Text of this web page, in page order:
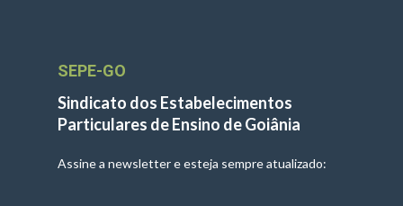
SEPE-GO
Sindicato dos Estabelecimentos
Particulares de Ensino de Goiânia
Assine a newsletter e esteja sempre atualizado: